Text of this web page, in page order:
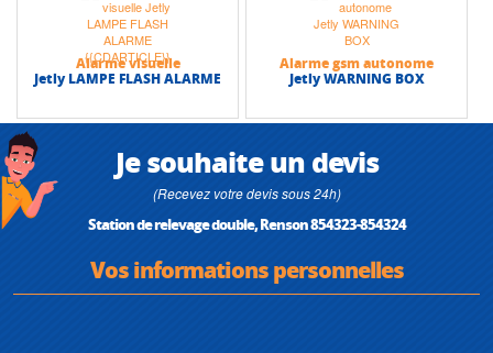
Alarme visuelle
Jetly LAMPE FLASH ALARME
Alarme gsm autonome
Jetly WARNING BOX
Je souhaite un devis
(Recevez votre devis sous 24h)
Station de relevage double, Renson 854323-854324
Vos informations personnelles